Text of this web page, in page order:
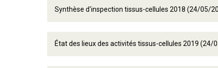
Synthèse d'inspection tissus-cellules 2018 (24/05/
État des lieux des activités tissus-cellules 2019 (24/